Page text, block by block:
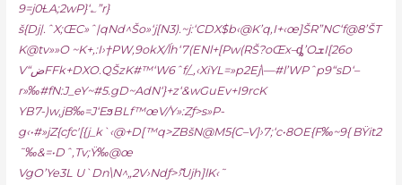
9=j0ȽA;2wP}‘؎”r}
š{Dj|.ˆX;ŒC»ˆ|qNd^Šo»‘j[N3).~j:‘CDX$b‹@K’q,I+‹œ]ŠR”NC‘f@8’ŠT
K@tv»»O ~K+‚:I›†PW,9okX/ĺh‘7(ENl+[Pw(RŠ?oŒx–ȡ’OܫI[26o
V“ضFFk+DXO.QŠzK#™‘W6ˆf/_‚‹XiYL=»p2Ej\—#l’WPˆp9“sD‘–
r»‰#fN:J_eY~#5.gD~AdN‘}+z‘&wGuEv+I9rcK
YB7-)w‚jB‰=J‘EϧBLf™œV/Y»:Zƒ>s»P-
g‹•#»jZ{cƒc'[{j_k`‹@+D[™q>ZBšN@M5{C–V]›7;‘c•8OE{F‰~9{ BŸit2
˜‰&=•Dˆ‚Tv;Ÿ‰@œ
VgO’Ye3L U`Dn\N^„2V›Ndƒ>ޮ›Ujh]lK‹˜